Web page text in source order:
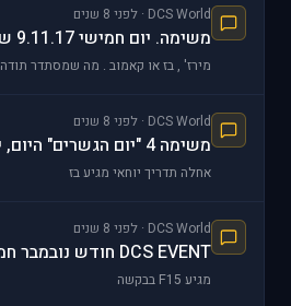
DCS World · לפני 8 שנים
משימה. יום חמישי 9.11.17 שעה 21.30
מירז' , בז או קאמוב . מה שמסתדר תודה
DCS World · לפני 8 שנים
אחלה תדריך יוחאי מגיע בז
DCS World · לפני 8 שנים
מגיע F15 בבקשה